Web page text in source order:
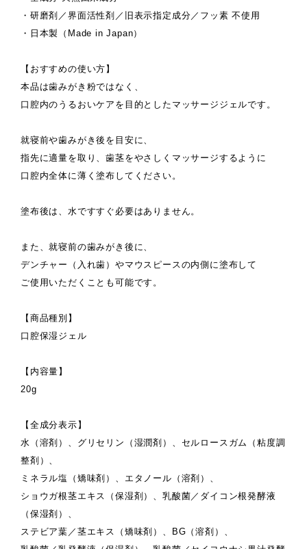
・研磨剤／界面活性剤／旧表示指定成分／フッ素 不使用
・日本製（Made in Japan）
【おすすめの使い方】
本品は歯みがき粉ではなく、
口腔内のうるおいケアを目的としたマッサージジェルです。
就寝前や歯みがき後を目安に、
指先に適量を取り、歯茎をやさしくマッサージするように
口腔内全体に薄く塗布してください。
塗布後は、水ですすぐ必要はありません。
また、就寝前の歯みがき後に、
デンチャー（入れ歯）やマウスピースの内側に塗布して
ご使用いただくことも可能です。
【商品種別】
口腔保湿ジェル
【内容量】
20g
【全成分表示】
水（溶剤）、グリセリン（湿潤剤）、セルロースガム（粘度調
整剤）、
ミネラル塩（矯味剤）、エタノール（溶剤）、
ショウガ根茎エキス（保湿剤）、乳酸菌／ダイコン根発酵液
（保湿剤）、
ステビア葉／茎エキス（矯味剤）、BG（溶剤）、